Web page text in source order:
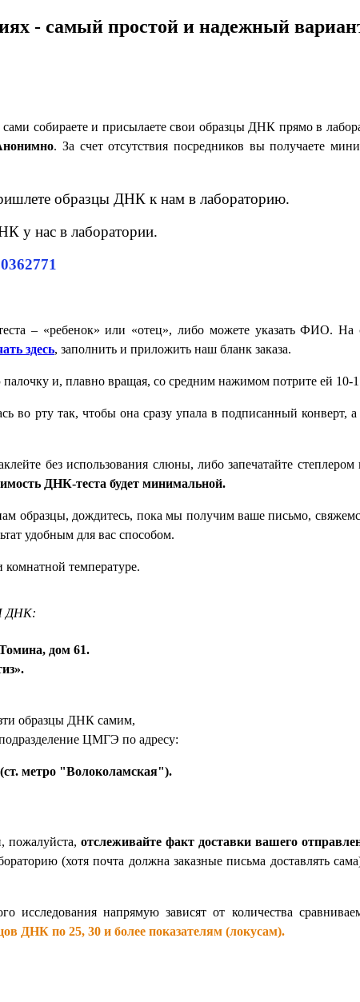
- самый простой и надежный
собираете и присылаете свои образцы ДНК прямо в
. За счет отсутствия посредников вы получаете
образцы ДНК к нам в лабораторию.
у нас в лаборатории.
– «ребенок» или «отец», либо можете указать ФИО.
здесь, заполнить и приложить наш бланк заказа.
и, плавно вращая, со средним нажимом потрите ей 10-
во рту так, чтобы она сразу упала в подписанный
без использования слюны, либо запечатайте
ДНК-теста будет минимальной.
образцы, дождитесь, пока мы получим ваше письмо,
удобным для вас способом.
температуре.
ДНК:
дом 61.
образцы ДНК самим,
ЦМГЭ по адресу:
метро "Волоколамская").
пожалуйста, отслеживайте факт доставки вашего
(хотя почта должна заказные письма доставлять
исследования напрямую зависят от количества
ДНК по 25, 30 и более показателям (локусам).